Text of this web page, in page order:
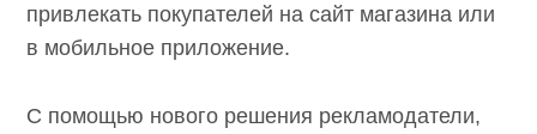
привлекать покупателей на сайт магазина или
в мобильное приложение.
С помощью нового решения рекламодатели,